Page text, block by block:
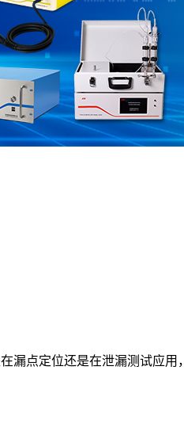
漏点定位还是在泄漏测试应用